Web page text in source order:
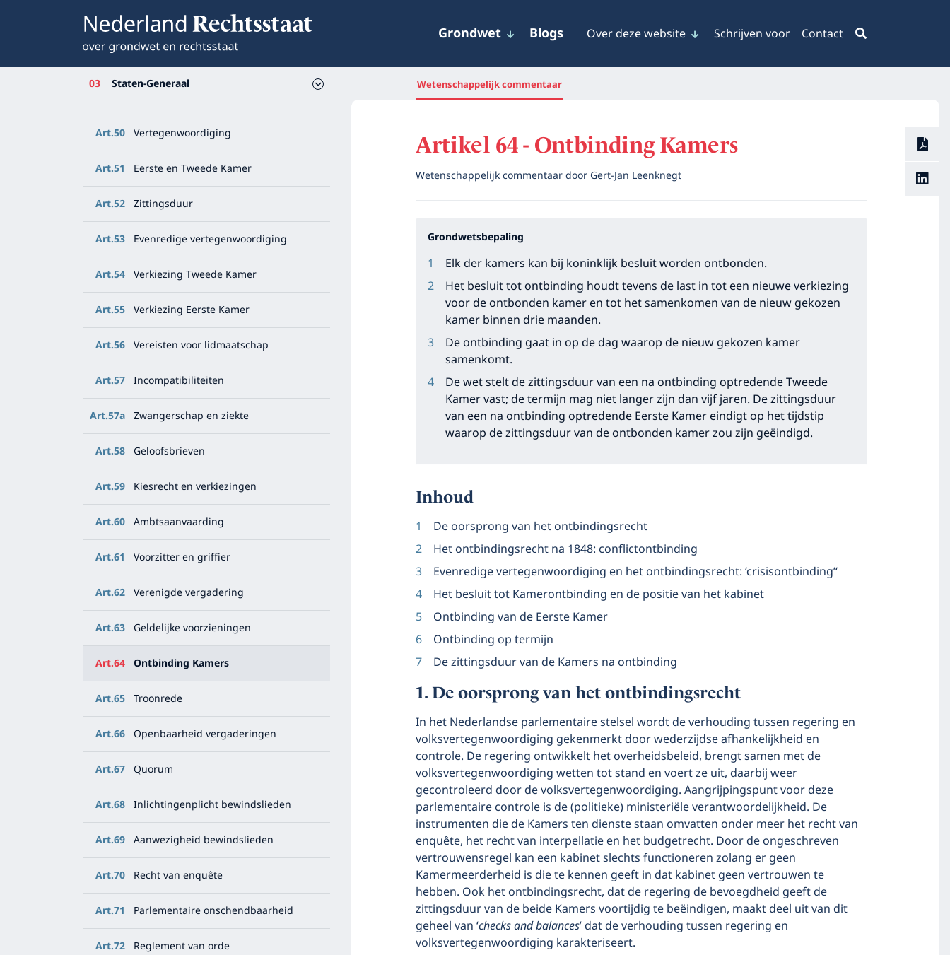
Grondwet Blogs Over deze website Schrijven voor Contact
03 Staten-Generaal
Art.50 Vertegenwoordiging
Art.51 Eerste en Tweede Kamer
Art.52 Zittingsduur
Art.53 Evenredige vertegenwoordiging
Art.54 Verkiezing Tweede Kamer
Art.55 Verkiezing Eerste Kamer
Art.56 Vereisten voor lidmaatschap
Art.57 Incompatibiliteiten
Art.57a Zwangerschap en ziekte
Art.58 Geloofsbrieven
Art.59 Kiesrecht en verkiezingen
Art.60 Ambtsaanvaarding
Art.61 Voorzitter en griffier
Art.62 Verenigde vergadering
Art.63 Geldelijke voorzieningen
Art.64 Ontbinding Kamers
Art.65 Troonrede
Art.66 Openbaarheid vergaderingen
Art.67 Quorum
Art.68 Inlichtingenplicht bewindslieden
Art.69 Aanwezigheid bewindslieden
Art.70 Recht van enquête
Art.71 Parlementaire onschendbaarheid
Art.72 Reglement van orde
Wetenschappelijk commentaar
Artikel 64 - Ontbinding Kamers
Wetenschappelijk commentaar door Gert-Jan Leenknegt
Grondwetsbepaling
Elk der kamers kan bij koninklijk besluit worden ontbonden.
Het besluit tot ontbinding houdt tevens de last in tot een nieuwe verkiezing
voor de ontbonden kamer en tot het samenkomen van de nieuw gekozen
kamer binnen drie maanden.
De ontbinding gaat in op de dag waarop de nieuw gekozen kamer
samenkomt.
De wet stelt de zittingsduur van een na ontbinding optredende Tweede
Kamer vast; de termijn mag niet langer zijn dan vijf jaren. De zittingsduur
van een na ontbinding optredende Eerste Kamer eindigt op het tijdstip
waarop de zittingsduur van de ontbonden kamer zou zijn geëindigd.
Inhoud
De oorsprong van het ontbindingsrecht
Het ontbindingsrecht na 1848: conflictontbinding
Evenredige vertegenwoordiging en het ontbindingsrecht: ‘crisisontbinding’‘
Het besluit tot Kamerontbinding en de positie van het kabinet
Ontbinding van de Eerste Kamer
Ontbinding op termijn
De zittingsduur van de Kamers na ontbinding
De oorsprong van het ontbindingsrecht
In het Nederlandse parlementaire stelsel wordt de verhouding tussen regering en
volksvertegenwoordiging gekenmerkt door wederzijdse afhankelijkheid en
controle. De regering ontwikkelt het overheidsbeleid, brengt samen met de
volksvertegenwoordiging wetten tot stand en voert ze uit, daarbij weer
gecontroleerd door de volksvertegenwoordiging. Aangrijpingspunt voor deze
parlementaire controle is de (politieke) ministeriële verantwoordelijkheid. De
instrumenten die de Kamers ten dienste staan omvatten onder meer het recht van
enquête, het recht van interpellatie en het budgetrecht. Door de ongeschreven
vertrouwensregel kan een kabinet slechts functioneren zolang er geen
Kamermeerderheid is die te kennen geeft in dat kabinet geen vertrouwen te
hebben. Ook het ontbindingsrecht, dat de regering de bevoegdheid geeft de
zittingsduur van de beide Kamers voortijdig te beëindigen, maakt deel uit van dit
geheel van ‘checksandbalances’ dat de verhouding tussen regering en
volksvertegenwoordiging karakteriseert.